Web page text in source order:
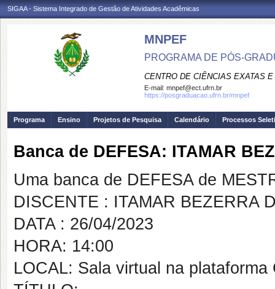
SIGAA - Sistema Integrado de Gestão de Atividades Acadêmicas
MNPEF
PROGRAMA DE PÓS-
CENTRO DE CIÊNCIAS EXATAS
E-mail: mnpef@ect.ufrn.br
https://posgraduacao.ufrn.br/mnpef
Programa Ensino Projetos de Pesquisa Calendário Processos
Banca de DEFESA: ITAMAR
Uma banca de DEFESA de
DISCENTE : ITAMAR BEZERRA
DATA : 26/04/2023
HORA: 14:00
LOCAL: Sala virtual na plataforma